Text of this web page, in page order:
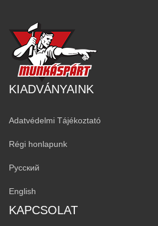
KIADVÁNYAINK
Adatvédelmi Tájékoztató
Régi honlapunk
Русский
English
KAPCSOLAT